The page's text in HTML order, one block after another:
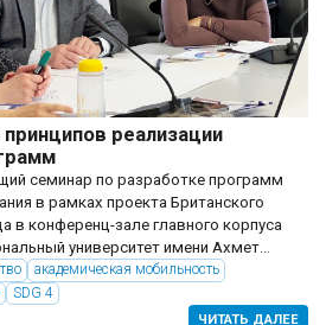
реализации
семинар по разработке программ
в рамках проекта Британского
в конференц-зале главного корпуса
университет имени Ахмет...
академическая мобильность
SDG 4
ЧИТАТЬ ДАЛЕЕ